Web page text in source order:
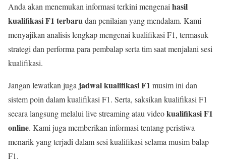
Anda akan menemukan informasi terkini mengenai hasil
kualifikasi F1 terbarudan penilaian yang mendalam. Kami
menyajikan analisis lengkap mengenai kualifikasi F1, termasuk
strategi dan performa para pembalap serta tim saat menjalani sesi
kualifikasi.
Jangan lewatkan juga jadwal kualifikasi F1 musim ini dan
sistem poin dalam kualifikasi F1. Serta, saksikan kualifikasi F1
secara langsung melalui live streaming atau videokualifikasi F1
online. Kami juga memberikan informasi tentang peristiwa
menarik yang terjadi dalam sesi kualifikasi selama musim balap
F1.